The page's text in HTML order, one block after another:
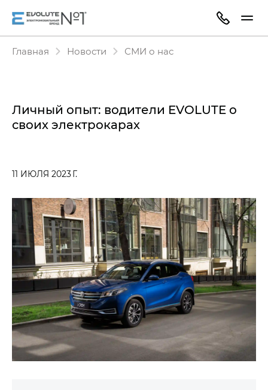
Главная Новости СМИ о нас
Личный опыт: водители EVOLUTE о
своих электрокарах
11 ИЮЛЯ 2023 Г.